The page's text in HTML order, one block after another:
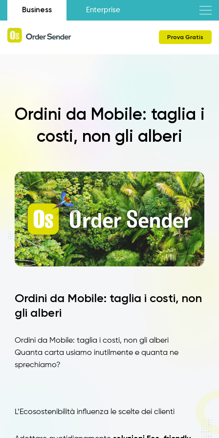
Business Enterprise
Prova Gratis
Ordini da Mobile: taglia i
costi, non gli alberi
Ordini da Mobile: taglia i costi, non
gli alberi
Ordini da Mobile: taglia i costi, non gli alberi
Quanta carta usiamo inutilmente e quanta ne
sprechiamo?
L’Ecosostenibilità influenza le scelte dei clienti